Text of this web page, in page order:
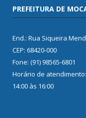
PREFEITURA DE
End.: Rua Siqueira
CEP: 68420-000
Fone: (91) 98565-6801
Horário de
14:00 às 16:00